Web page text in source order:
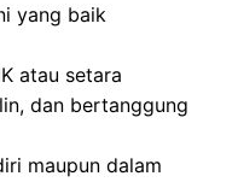
yang baik
atau setara
dan bertanggung
maupun dalam